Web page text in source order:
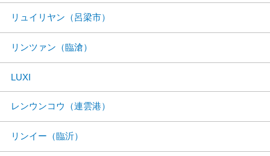
リュイリヤン（呂梁市）
リンツァン（臨滄）
LUXI
レンウンコウ（連雲港）
リンイー（臨沂）